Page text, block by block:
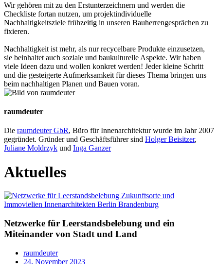
Wir gehören mit zu den Erstunterzeichnern und werden die
Checkliste fortan nutzen, um projektindividuelle
Nachhaltigkeitsziele frühzeitig in unseren Bauherrengesprächen zu
fixieren.
Nachhaltigkeit ist mehr, als nur recycelbare Produkte einzusetzen,
sie beinhaltet auch soziale und baukulturelle Aspekte. Wir haben
viele Ideen dazu und wollen konkret werden! Jeder kleine Schritt
und die gesteigerte Aufmerksamkeit für dieses Thema bringen uns
beim nachhaltigen Planen und Bauen voran.
raumdeuter
Die raumdeuter GbR, Büro für Innenarchitektur wurde im Jahr 2007
gegründet. Gründer und Geschäftsführer sind Holger Beisitzer,
Juliane Moldrzyk und Inga Ganzer
Aktuelles
Netzwerke für Leerstandsbelebung und ein
Miteinander von Stadt und Land
raumdeuter
24. November 2023